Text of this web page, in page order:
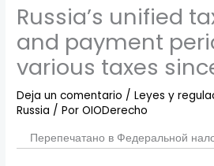
Russia’s unified
and payment
various taxes
Deja un comentario /Leyes y
Russia / PorOIODerecho
Перепечатано в Федеральной